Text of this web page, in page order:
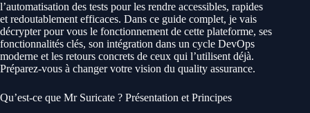
l’automatisation des tests pour les rendre accessibles, rapides
et redoutablement efficaces. Dans ce guide complet, je vais
décrypter pour vous le fonctionnement de cette plateforme, ses
fonctionnalités clés, son intégration dans un cycle DevOps
moderne et les retours concrets de ceux qui l’utilisent déjà.
Préparez-vous à changer votre vision du quality assurance.
Qu’est-ce que Mr Suricate ? Présentation et Principes